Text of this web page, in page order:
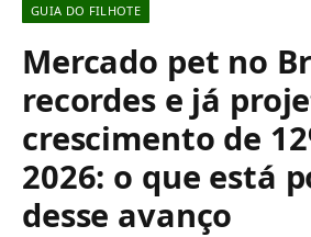
GUIA DO FILHOTE
Mercado pet no
recordes e já
crescimento de
2026: o que está
desse avanço